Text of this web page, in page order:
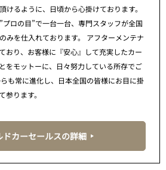
けるように、日頃から心掛けております。
ロの目”で一台一台、専門スタッフが全国
みを仕入れております。 アフターメンテナ
おり、お客様に『安心』して充実したカー
をモットーに、日々努力している所存でご
も常に進化し、日本全国の皆様にお目に掛
参ります。
ドカーセールスの詳細